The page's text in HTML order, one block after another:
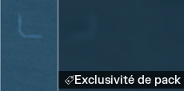
Exclusivité de pack